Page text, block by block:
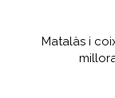
Matalàs i